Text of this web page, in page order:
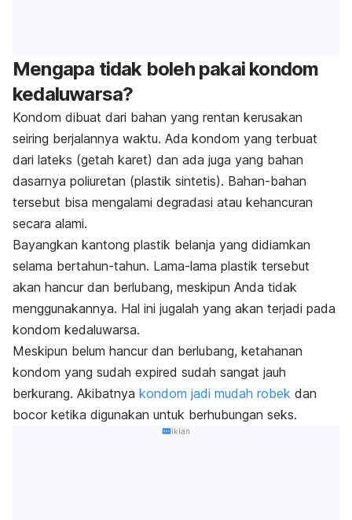
Mengapa tidak boleh pakai kondom
kedaluwarsa?
Kondom dibuat dari bahan yang rentan kerusakan
seiring berjalannya waktu. Ada kondom yang terbuat
dari lateks (getah karet) dan ada juga yang bahan
dasarnya poliuretan (plastik sintetis). Bahan-bahan
tersebut bisa mengalami degradasi atau kehancuran
secara alami.
Bayangkan kantong plastik belanja yang didiamkan
selama bertahun-tahun. Lama-lama plastik tersebut
akan hancur dan berlubang, meskipun Anda tidak
menggunakannya. Hal ini jugalah yang akan terjadi pada
kondom kedaluwarsa.
Meskipun belum hancur dan berlubang, ketahanan
kondom yang sudah expired sudah sangat jauh
berkurang. Akibatnya kondom jadi mudah robek dan
bocor ketika digunakan untuk berhubungan seks.
Iklan